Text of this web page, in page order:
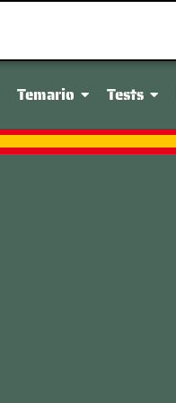
Temario Tests